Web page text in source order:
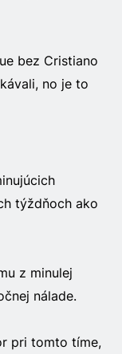
bez Cristiano
no je to
týždňoch ako
z minulej
nálade.
pri tomto tíme,